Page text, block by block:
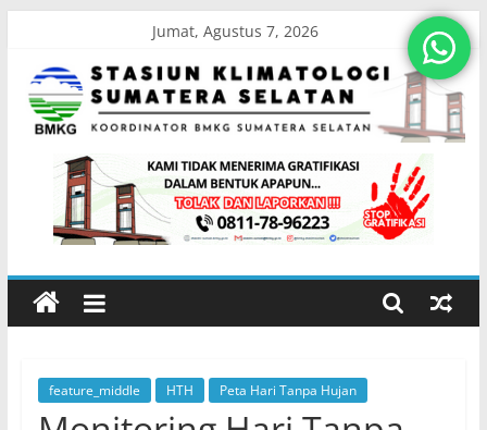
content
Jumat, Agustus 7, 2026
Stasiun
Klimatologi
Sumatera
Koordinator
BMKG
feature_middle HTH Peta Hari Tanpa Hujan